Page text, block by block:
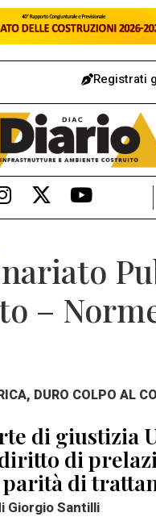
Registrati
–
DURO COLPO AL
di giustizia
di
parità di
Giorgio Santilli